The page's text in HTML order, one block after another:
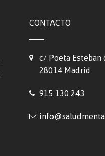
CONTACTO
c/ Poeta Esteban
28014 Madrid
915 130 243